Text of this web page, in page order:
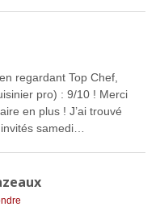
regardant Top Chef,
pro) : 9/10 ! Merci
en plus ! J’ai trouvé
samedi…